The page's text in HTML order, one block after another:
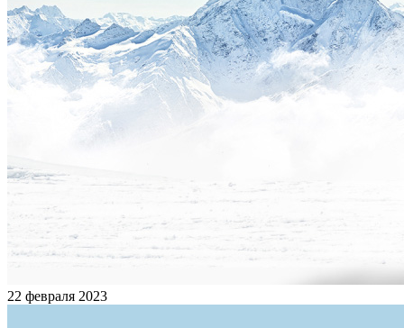
22 февраля 2023